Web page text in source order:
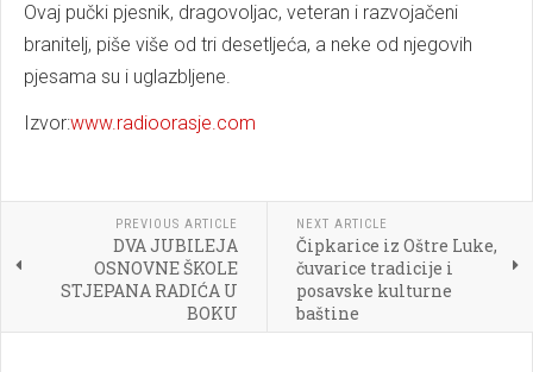
Ovaj pučki pjesnik, dragovoljac, veteran i razvojačeni
branitelj, piše više od tri desetljeća, a neke od njegovih
pjesama su i uglazbljene.
Izvor:www.radioorasje.com
PREVIOUS ARTICLE
DVA JUBILEJA
OSNOVNE ŠKOLE
STJEPANA RADIĆA U
BOKU
NEXT ARTICLE
Čipkarice iz Oštre Luke,
čuvarice tradicije i
posavske kulturne
baštine